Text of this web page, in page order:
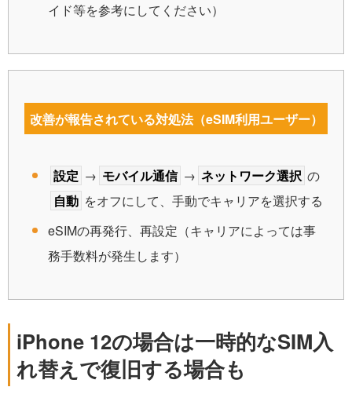
イド等を参考にしてください）
改善が報告されている対処法（eSIM利用ユーザー）
設定 → モバイル通信 → ネットワーク選択 の
自動 をオフにして、手動でキャリアを選択する
eSIMの再発行、再設定（キャリアによっては事
務手数料が発生します）
iPhone 12の場合は一時的なSIM入
れ替えで復旧する場合も